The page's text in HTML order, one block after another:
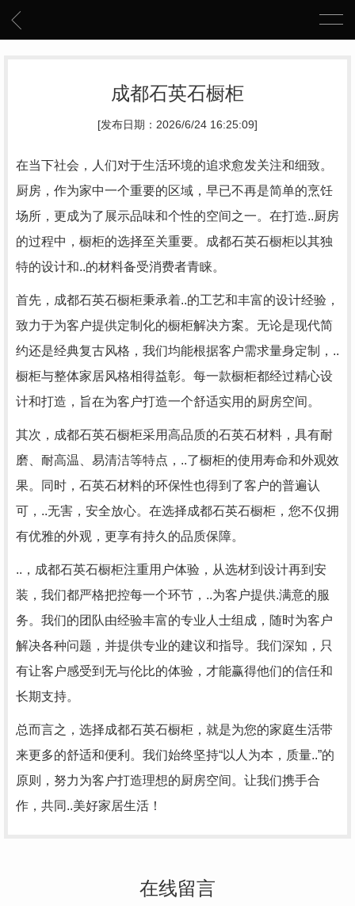
成都石英石橱柜
[发布日期：2026/6/24 16:25:09]
在当下社会，人们对于生活环境的追求愈发关注和细致。
厨房，作为家中一个重要的区域，早已不再是简单的烹饪
场所，更成为了展示品味和个性的空间之一。在打造..厨房
的过程中，橱柜的选择至关重要。成都石英石橱柜以其独
特的设计和..的材料备受消费者青睐。
首先，成都石英石橱柜秉承着..的工艺和丰富的设计经验，
致力于为客户提供定制化的橱柜解决方案。无论是现代简
约还是经典复古风格，我们均能根据客户需求量身定制，..
橱柜与整体家居风格相得益彰。每一款橱柜都经过精心设
计和打造，旨在为客户打造一个舒适实用的厨房空间。
其次，成都石英石橱柜采用高品质的石英石材料，具有耐
磨、耐高温、易清洁等特点，..了橱柜的使用寿命和外观效
果。同时，石英石材料的环保性也得到了客户的普遍认
可，..无害，安全放心。在选择成都石英石橱柜，您不仅拥
有优雅的外观，更享有持久的品质保障。
..，成都石英石橱柜注重用户体验，从选材到设计再到安
装，我们都严格把控每一个环节，..为客户提供.满意的服
务。我们的团队由经验丰富的专业人士组成，随时为客户
解决各种问题，并提供专业的建议和指导。我们深知，只
有让客户感受到无与伦比的体验，才能赢得他们的信任和
长期支持。
总而言之，选择成都石英石橱柜，就是为您的家庭生活带
来更多的舒适和便利。我们始终坚持“以人为本，质量..”的
原则，努力为客户打造理想的厨房空间。让我们携手合
作，共同..美好家居生活！
在线留言